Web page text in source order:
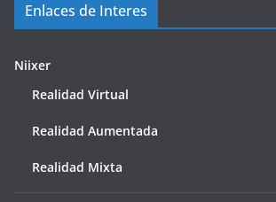
Enlaces de Interes
Niixer
Realidad Virtual
Realidad Aumentada
Realidad Mixta